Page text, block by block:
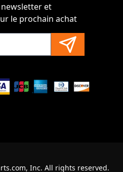
et
le prochain achat
Inc. All rights reserved.